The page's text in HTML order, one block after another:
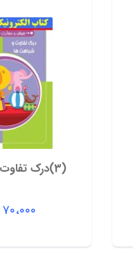
(3)درک تفاوت و شباهت ها
۷۰،۰۰۰